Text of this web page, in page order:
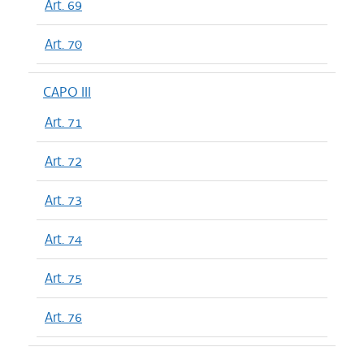
Art. 69
Art. 70
CAPO III
Art. 71
Art. 72
Art. 73
Art. 74
Art. 75
Art. 76